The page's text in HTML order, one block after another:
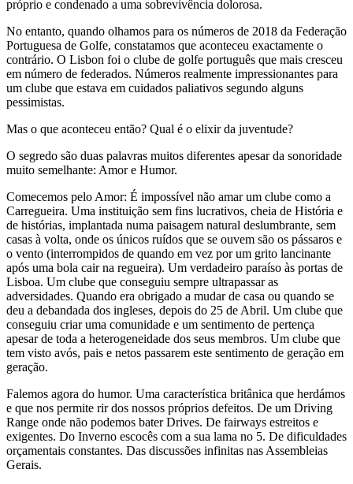
próprio e condenado a uma sobrevivência dolorosa.
No entanto, quando olhamos para os números de 2018 da Federação
Portuguesa de Golfe, constatamos que aconteceu exactamente o
contrário. O Lisbon foi o clube de golfe português que mais cresceu
em número de federados. Números realmente impressionantes para
um clube que estava em cuidados paliativos segundo alguns
pessimistas.
Mas o que aconteceu então? Qual é o elixir da juventude?
O segredo são duas palavras muitos diferentes apesar da sonoridade
muito semelhante: Amor e Humor.
Comecemos pelo Amor: É impossível não amar um clube como a
Carregueira. Uma instituição sem fins lucrativos, cheia de História e
de histórias, implantada numa paisagem natural deslumbrante, sem
casas à volta, onde os únicos ruídos que se ouvem são os pássaros e
o vento (interrompidos de quando em vez por um grito lancinante
após uma bola cair na regueira). Um verdadeiro paraíso às portas de
Lisboa. Um clube que conseguiu sempre ultrapassar as
adversidades. Quando era obrigado a mudar de casa ou quando se
deu a debandada dos ingleses, depois do 25 de Abril. Um clube que
conseguiu criar uma comunidade e um sentimento de pertença
apesar de toda a heterogeneidade dos seus membros. Um clube que
tem visto avós, pais e netos passarem este sentimento de geração em
geração.
Falemos agora do humor. Uma característica britânica que herdámos
e que nos permite rir dos nossos próprios defeitos. De um Driving
Range onde não podemos bater Drives. De fairways estreitos e
exigentes. Do Inverno escocês com a sua lama no 5. De dificuldades
orçamentais constantes. Das discussões infinitas nas Assembleias
Gerais.